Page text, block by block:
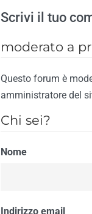
È vietato
È vietato
È vietato
religione
È vietato
È vietato
Il riscontro della
Scrivi il tuo
moderato a
Questo forum è
amministratore del
Chi sei?
Nome
Indirizzo email